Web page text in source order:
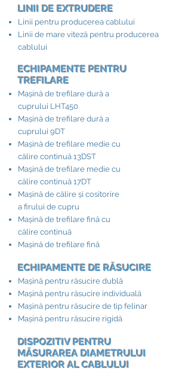
LINII DE EXTRUDERE
Linii pentru producerea cablului
Linii de mare viteză pentru producerea
cablului
ECHIPAMENTE PENTRU
TREFILARE
Mașină de trefilare dură a
cuprului LHT450
Mașină de trefilare dură a
cuprului 9DT
Mașină de trefilare medie cu
călire continuă 13DST
Mașină de trefilare medie cu
călire continuă 17DT
Mașină de călire și cositorire
a firului de cupru
Mașină de trefilare fină cu
călire continuă
Mașină de trefilare fină
ECHIPAMENTE DE RĂSUCIRE​
Mașină pentru răsucire dublă
Mașină pentru răsucire individuală
Mașină pentru răsucire de tip felinar
Mașină pentru răsucire rigidă
DISPOZITIV PENTRU
MĂSURAREA DIAMETRULUI
EXTERIOR AL CABLULUI​